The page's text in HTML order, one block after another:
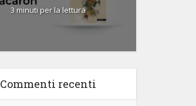
3 minuti per la lettura
Commenti recenti